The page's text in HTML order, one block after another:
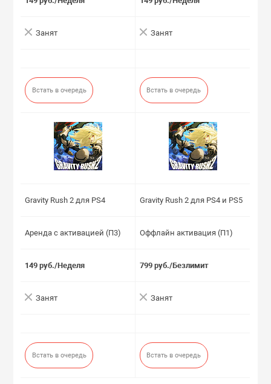
Занят
Встать в очередь
Занят
Встать в очередь
Gravity Rush 2 для PS4
Аренда с активацией (П3)
149 руб./Неделя
Занят
Встать в очередь
Gravity Rush 2 для PS4 и PS5
Оффлайн активация (П1)
799 руб./Безлимит
Занят
Встать в очередь